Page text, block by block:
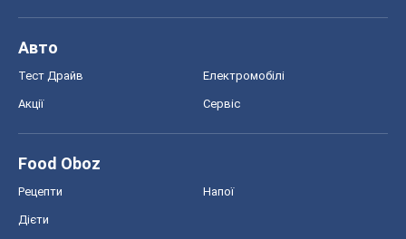
Авто
Тест Драйв Електромобілі
Акції Сервіс
Food Oboz
Рецепти Напої
Дієти